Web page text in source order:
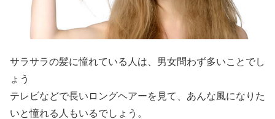
サラサラの髪に憧れている人は、男女問わず多いことでし
ょう
テレビなどで長いロングヘアーを見て、あんな風になりた
いと憧れる人もいるでしょう。